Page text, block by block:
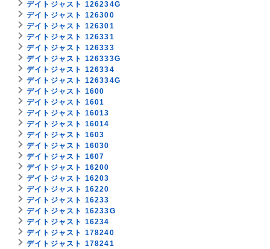
デイトジャスト 126234G
デイトジャスト 126300
デイトジャスト 126301
デイトジャスト 126331
デイトジャスト 126333
デイトジャスト 126333G
デイトジャスト 126334
デイトジャスト 126334G
デイトジャスト 1600
デイトジャスト 1601
デイトジャスト 16013
デイトジャスト 16014
デイトジャスト 1603
デイトジャスト 16030
デイトジャスト 1607
デイトジャスト 16200
デイトジャスト 16203
デイトジャスト 16220
デイトジャスト 16233
デイトジャスト 16233G
デイトジャスト 16234
デイトジャスト 178240
デイトジャスト 178241